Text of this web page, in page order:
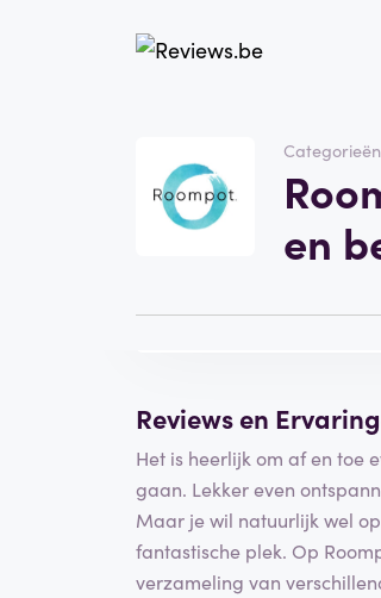
Categorieën
en
Categorie
Vakantie
Reviews en
Het is heerlijk om af en toe
gaan. Lekker even
Maar je wil natuurlijk wel
fantastische plek. Op
verzameling van